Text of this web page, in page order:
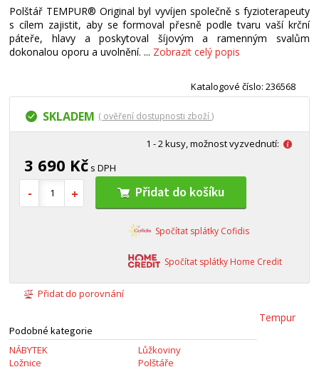
Polštář TEMPUR® Original byl vyvíjen společně s fyzioterapeuty
s cílem zajistit, aby se formoval přesně podle tvaru vaší krční
páteře, hlavy a poskytoval šíjovým a ramenným svalům
dokonalou oporu a uvolnění. ... Zobrazit celý popis
Katalogové číslo: 236568
SKLADEM ( ověření dostupnosti zboží )
1 - 2 kusy, možnost vyzvednutí:
3 690 Kč s DPH
Přidat do košíku
Spočítat splátky Cofidis
Spočítat splátky Home Credit
Přidat do porovnání
Podobné kategorie
NÁBYTEK
Ložnice
Lůžkoviny
Polštáře
Tempur